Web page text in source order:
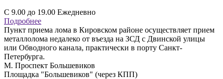
С 9.00 до 19.00 Ежедневно
Подробнее
Пункт приема лома в Кировском районе осуществляет прием
металлолома недалеко от въезда на ЗСД с Двинской улицы
или Обводного канала, практически в порту Санкт-
Петербурга.
М. Проспект Большевиков
Площадка "Большевиков" (через КПП)